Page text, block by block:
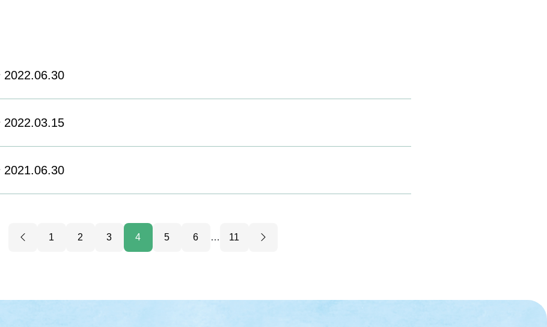
2022.06.30
2022.03.15
2021.06.30
1 2 3 4 5 6 … 11